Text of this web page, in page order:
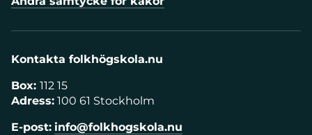
Kontakta folkhögskola.nu
Box: 112 15
Adress: 100 61 Stockholm
E-post: info@folkhogskola.nu